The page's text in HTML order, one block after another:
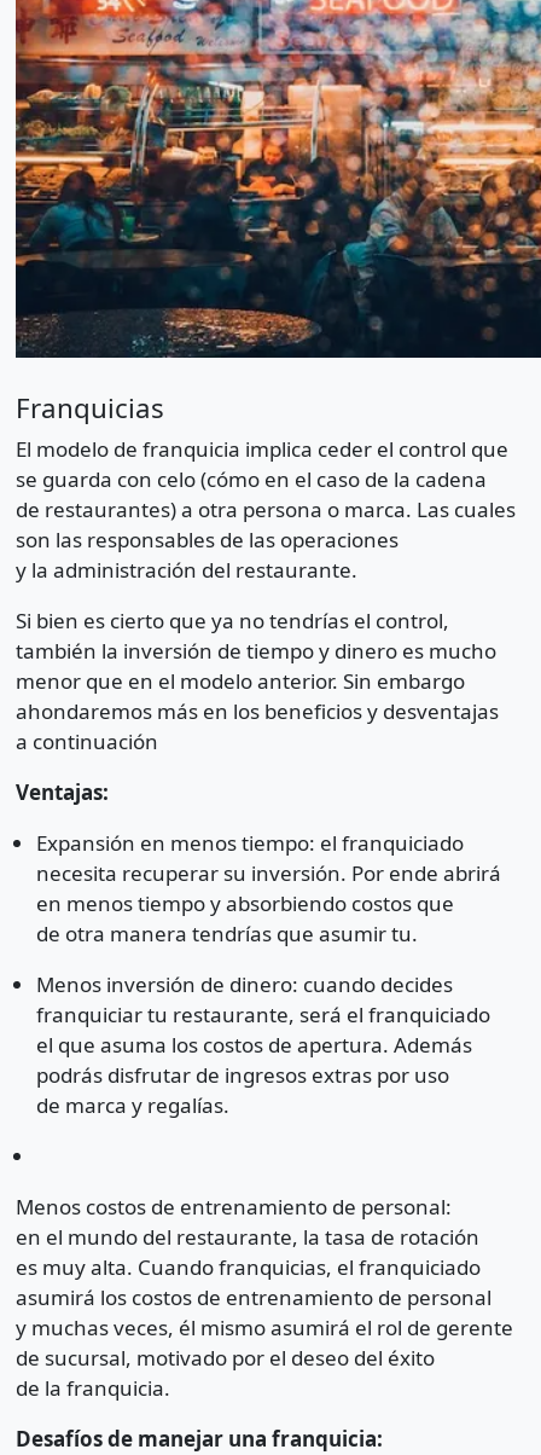
Franquicias
El modelo de franquicia implica ceder el control que
se guarda con celo (cómo en el caso de la cadena
de restaurantes) a otra persona o marca. Las cuales
son las responsables de las operaciones
y la administración del restaurante.
Si bien es cierto que ya no tendrías el control,
también la inversión de tiempo y dinero es mucho
menor que en el modelo anterior. Sin embargo
ahondaremos más en los beneficios y desventajas
a continuación
Ventajas:
Expansión en menos tiempo: el franquiciado
necesita recuperar su inversión. Por ende abrirá
en menos tiempo y absorbiendo costos que
de otra manera tendrías que asumir tu.
Menos inversión de dinero: cuando decides
franquiciar tu restaurante, será el franquiciado
el que asuma los costos de apertura. Además
podrás disfrutar de ingresos extras por uso
de marca y regalías.
Menos costos de entrenamiento de personal:
en el mundo del restaurante, la tasa de rotación
es muy alta. Cuando franquicias, el franquiciado
asumirá los costos de entrenamiento de personal
y muchas veces, él mismo asumirá el rol de gerente
de sucursal, motivado por el deseo del éxito
de la franquicia.
Desafíos de manejar una franquicia: